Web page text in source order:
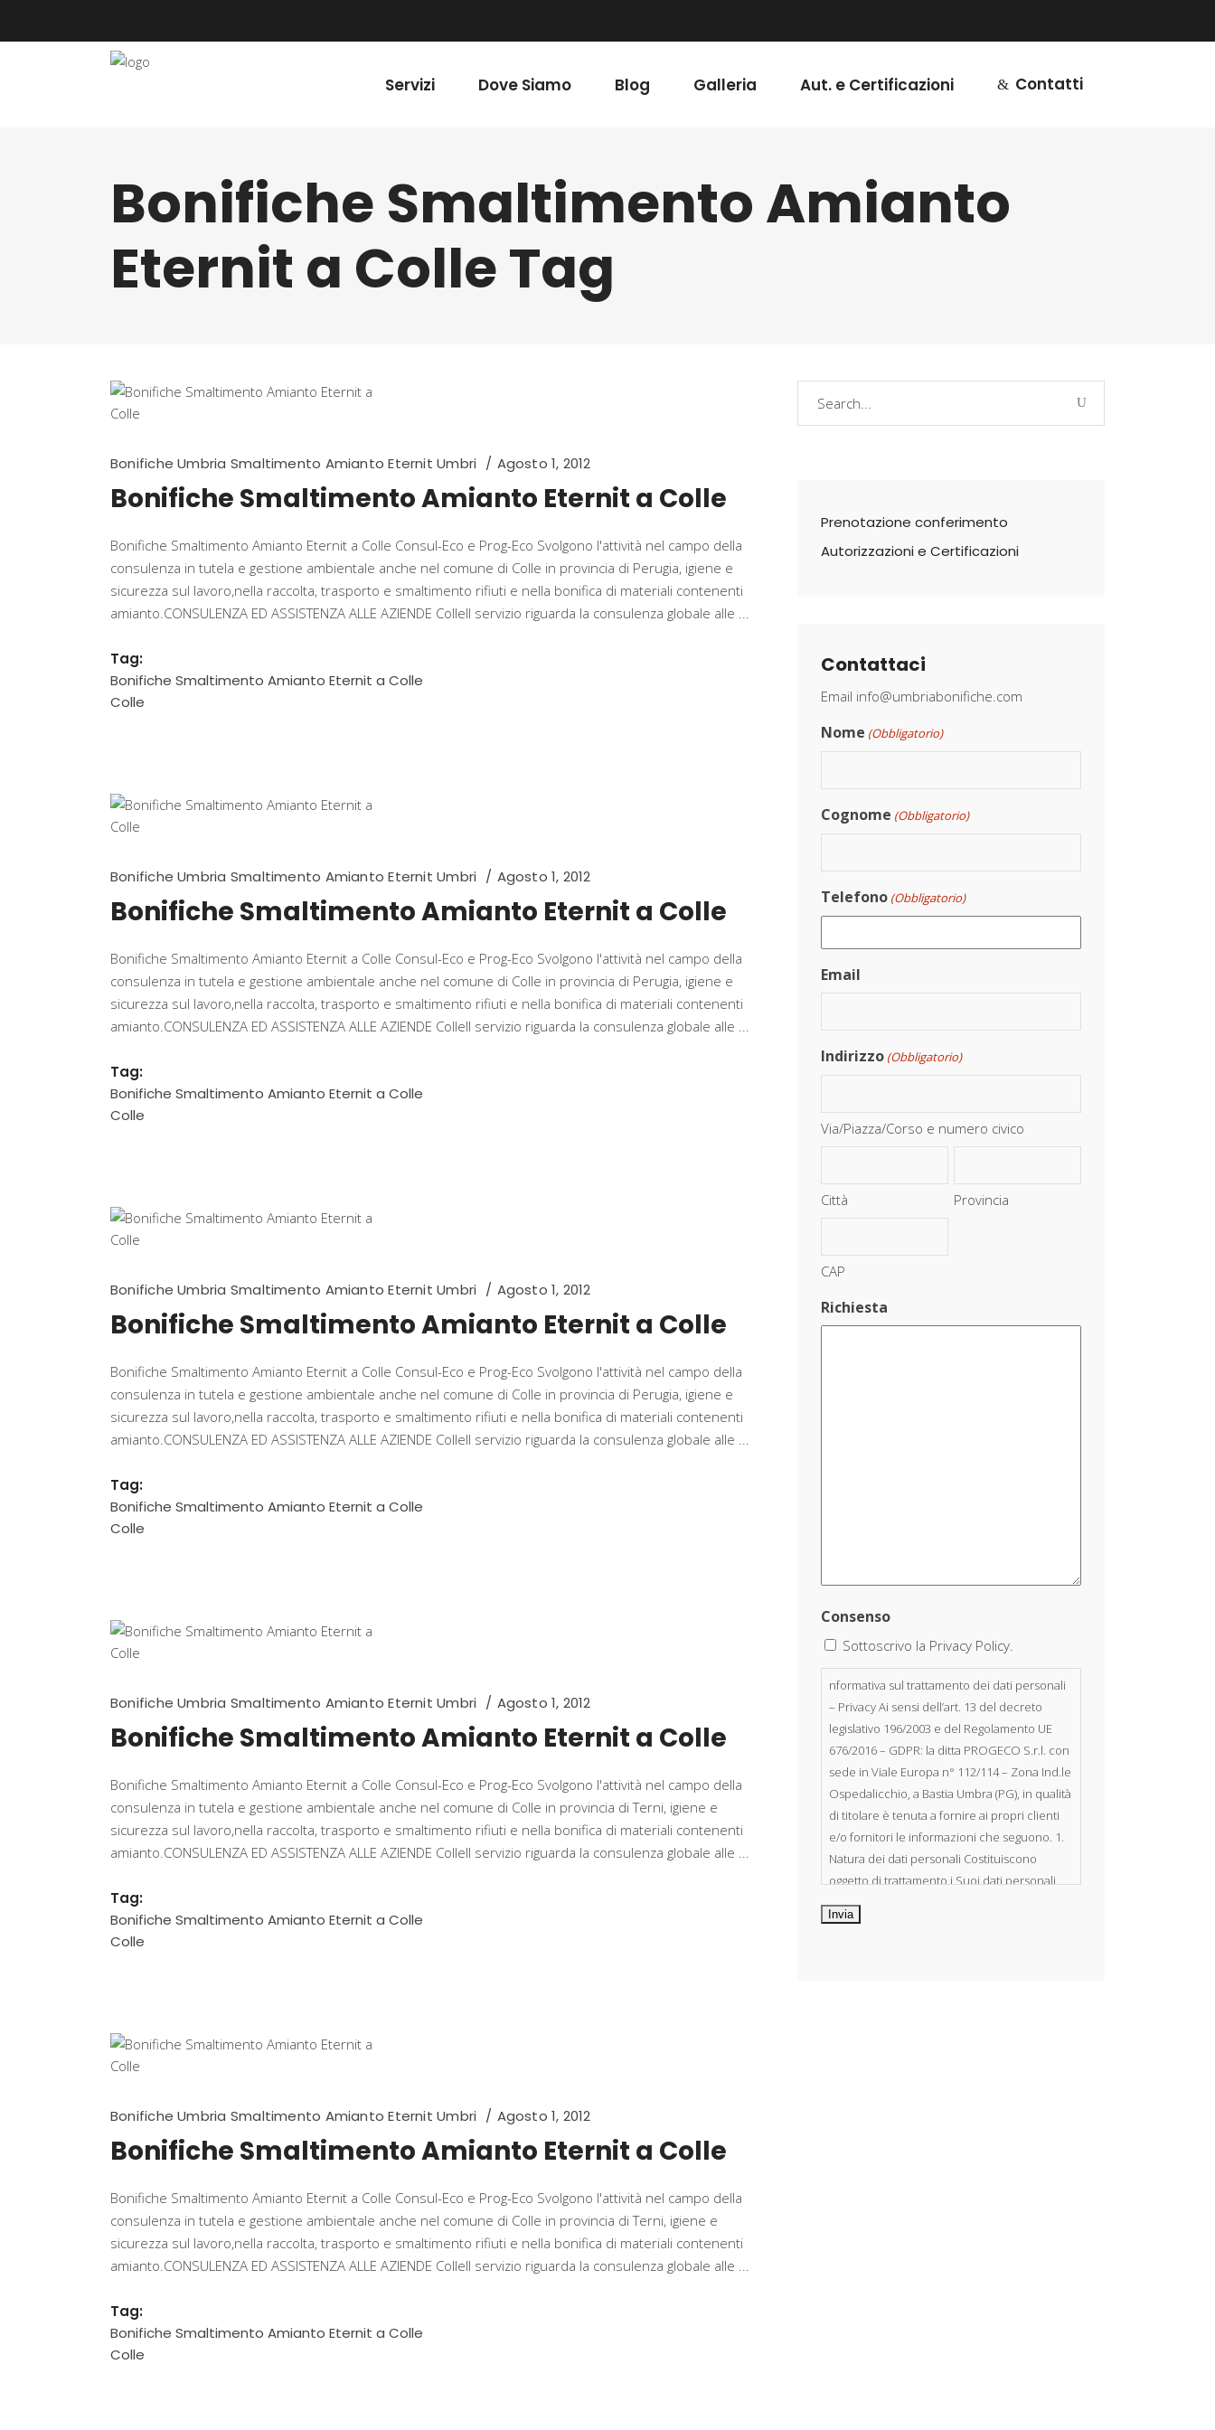
Servizi Dove Siamo Blog Galleria Aut. e Certificazioni Contatti
Bonifiche Smaltimento Amianto
Eternit a Colle Tag
Bonifiche Umbria Smaltimento Amianto Eternit Umbri Agosto 1, 2012
Bonifiche Smaltimento Amianto Eternit a Colle
Bonifiche Smaltimento Amianto Eternit a Colle Consul-Eco e Prog-Eco Svolgono l'attività nel campo della
consulenza in tutela e gestione ambientale anche nel comune di Colle in provincia di Perugia, igiene e
sicurezza sul lavoro,nella raccolta, trasporto e smaltimento rifiuti e nella bonifica di materiali contenenti
amianto.CONSULENZA ED ASSISTENZA ALLE AZIENDE ColleIl servizio riguarda la consulenza globale alle
Tag:
Bonifiche Smaltimento Amianto Eternit a Colle
Colle
Bonifiche Umbria Smaltimento Amianto Eternit Umbri Agosto 1, 2012
Bonifiche Smaltimento Amianto Eternit a Colle
Bonifiche Smaltimento Amianto Eternit a Colle Consul-Eco e Prog-Eco Svolgono l'attività nel campo della
consulenza in tutela e gestione ambientale anche nel comune di Colle in provincia di Perugia, igiene e
sicurezza sul lavoro,nella raccolta, trasporto e smaltimento rifiuti e nella bonifica di materiali contenenti
amianto.CONSULENZA ED ASSISTENZA ALLE AZIENDE ColleIl servizio riguarda la consulenza globale alle
Tag:
Bonifiche Smaltimento Amianto Eternit a Colle
Colle
Bonifiche Umbria Smaltimento Amianto Eternit Umbri Agosto 1, 2012
Bonifiche Smaltimento Amianto Eternit a Colle
Bonifiche Smaltimento Amianto Eternit a Colle Consul-Eco e Prog-Eco Svolgono l'attività nel campo della
consulenza in tutela e gestione ambientale anche nel comune di Colle in provincia di Perugia, igiene e
sicurezza sul lavoro,nella raccolta, trasporto e smaltimento rifiuti e nella bonifica di materiali contenenti
amianto.CONSULENZA ED ASSISTENZA ALLE AZIENDE ColleIl servizio riguarda la consulenza globale alle
Tag:
Bonifiche Smaltimento Amianto Eternit a Colle
Colle
Bonifiche Umbria Smaltimento Amianto Eternit Umbri Agosto 1, 2012
Bonifiche Smaltimento Amianto Eternit a Colle
Bonifiche Smaltimento Amianto Eternit a Colle Consul-Eco e Prog-Eco Svolgono l'attività nel campo della
consulenza in tutela e gestione ambientale anche nel comune di Colle in provincia di Terni, igiene e
sicurezza sul lavoro,nella raccolta, trasporto e smaltimento rifiuti e nella bonifica di materiali contenenti
amianto.CONSULENZA ED ASSISTENZA ALLE AZIENDE ColleIl servizio riguarda la consulenza globale alle
Tag:
Bonifiche Smaltimento Amianto Eternit a Colle
Colle
Bonifiche Umbria Smaltimento Amianto Eternit Umbri Agosto 1, 2012
Bonifiche Smaltimento Amianto Eternit a Colle
Bonifiche Smaltimento Amianto Eternit a Colle Consul-Eco e Prog-Eco Svolgono l'attività nel campo della
consulenza in tutela e gestione ambientale anche nel comune di Colle in provincia di Terni, igiene e
sicurezza sul lavoro,nella raccolta, trasporto e smaltimento rifiuti e nella bonifica di materiali contenenti
amianto.CONSULENZA ED ASSISTENZA ALLE AZIENDE ColleIl servizio riguarda la consulenza globale alle
Tag:
Bonifiche Smaltimento Amianto Eternit a Colle
Colle
Prenotazione conferimento
Autorizzazioni e Certificazioni
Contattaci
Email info@umbriabonifiche.com
Nome (Obbligatorio)
Cognome (Obbligatorio)
Telefono (Obbligatorio)
Email
Indirizzo (Obbligatorio)
Via/Piazza/Corso e numero civico
Città Provincia
CAP
Richiesta
Consenso
Sottoscrivo la Privacy Policy.
nformativa sul trattamento dei dati personali
– Privacy Ai sensi dell’art. 13 del decreto
legislativo 196/2003 e del Regolamento UE
676/2016 – GDPR: la ditta PROGECO S.r.l. con
sede in Viale Europa n° 112/114 – Zona Ind.le
Ospedalicchio, a Bastia Umbra (PG), in qualità
di titolare è tenuta a fornire ai propri clienti
e/o fornitori le informazioni che seguono. 1.
Natura dei dati personali Costituiscono
oggetto di trattamento i Suoi dati personali,
riferibili direttamente od indirettamente al
suo rapporto con la ditta scrivente, per il